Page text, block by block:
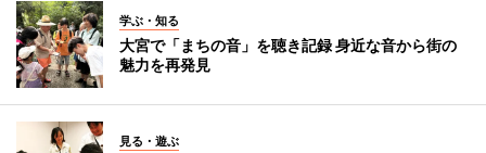
学ぶ・知る
大宮で「まちの音」を聴き記録 身近な音から街の
魅力を再発見
見る・遊ぶ